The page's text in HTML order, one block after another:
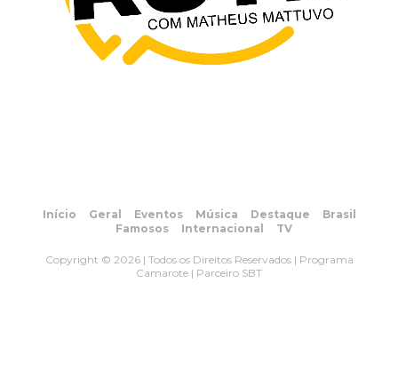
Início Geral Eventos Música Destaque
Brasil
Famosos
Internacional TV
Copyright © 2026 | Todos os Direitos Reservados | Programa
Camarote | Parceiro SBT